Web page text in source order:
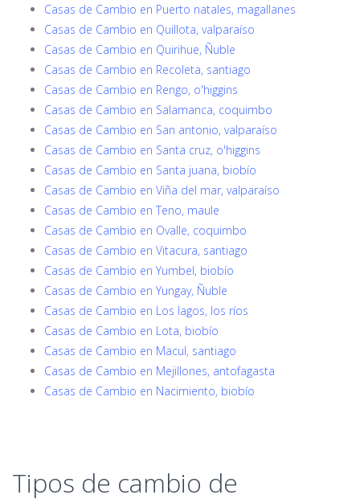
Casas de Cambio en Puerto natales, magallanes
Casas de Cambio en Quillota, valparaíso
Casas de Cambio en Quirihue, Ñuble
Casas de Cambio en Recoleta, santiago
Casas de Cambio en Rengo, o'higgins
Casas de Cambio en Salamanca, coquimbo
Casas de Cambio en San antonio, valparaíso
Casas de Cambio en Santa cruz, o'higgins
Casas de Cambio en Santa juana, biobío
Casas de Cambio en Viña del mar, valparaíso
Casas de Cambio en Teno, maule
Casas de Cambio en Ovalle, coquimbo
Casas de Cambio en Vitacura, santiago
Casas de Cambio en Yumbel, biobío
Casas de Cambio en Yungay, Ñuble
Casas de Cambio en Los lagos, los ríos
Casas de Cambio en Lota, biobío
Casas de Cambio en Macul, santiago
Casas de Cambio en Mejillones, antofagasta
Casas de Cambio en Nacimiento, biobío
Tipos de cambio de